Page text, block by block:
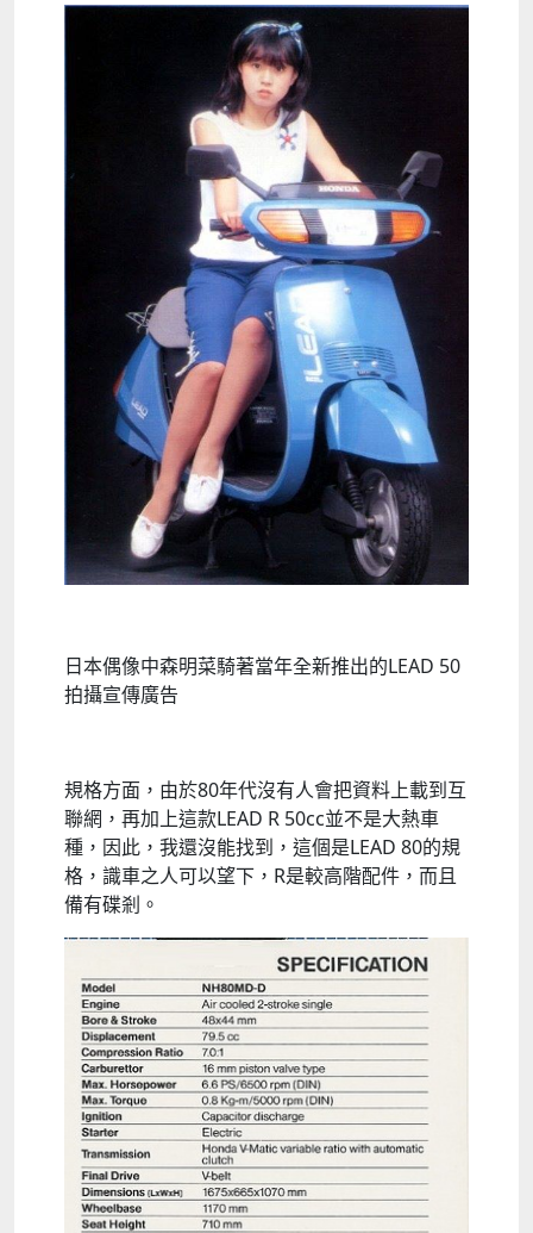
日本偶像中森明菜騎著當年全新推出的LEAD 50
拍攝宣傳廣告
規格方面，由於80年代沒有人會把資料上載到互
聯網，再加上這款LEAD R 50cc並不是大熱車
種，因此，我還沒能找到，這個是LEAD 80的規
格，識車之人可以望下，R是較高階配件，而且
備有碟剎。